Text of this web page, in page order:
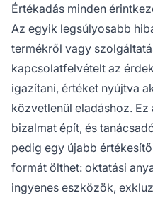
Értékadás minden
Az egyik legsúlyosabb
termékről vagy
kapcsolatfelvételt az
igazítani, értéket nyújtva
közvetlenül eladáshoz.
bizalmat épít, és
pedig egy újabb
formát ölthet: oktatási
ingyenes eszközök,